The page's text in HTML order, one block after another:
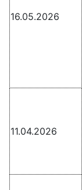
16.05.2026
11.04.2026